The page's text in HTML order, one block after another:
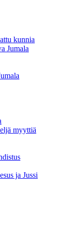
kunnia
Jumala
myyttiä
ja Jussi